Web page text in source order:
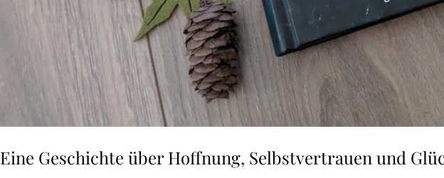
Eine Geschichte über Hoffnung, Selbstvertrauen und